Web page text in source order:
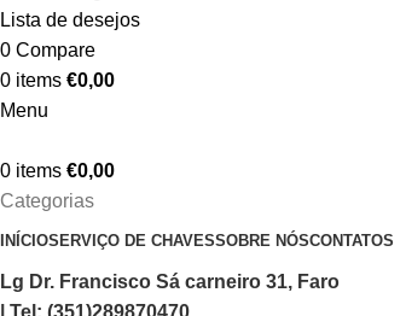
Lista de desejos
0 Compare
0 items €0,00
Menu
0 items €0,00
Categorias
INÍCIOSERVIÇO DE CHAVESSOBRE NÓSCONTATOS
Lg Dr. Francisco Sá carneiro 31, Faro
| Tel: (351)289870470